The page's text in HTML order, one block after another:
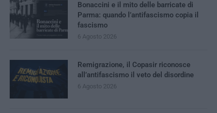
Bonaccini e il mito delle barricate di
Parma: quando l’antifascismo copia il
fascismo
6 Agosto 2026
Remigrazione, il Copasir riconosce
all’antifascismo il veto del disordine
6 Agosto 2026